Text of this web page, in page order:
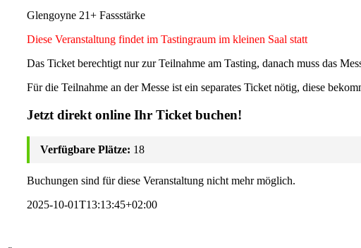
Glengoyne 21+ Fassstärke
Diese Veranstaltung findet im Tastingraum im kleinen Saal statt
Das Ticket berechtigt nur zur Teilnahme am Tasting, danach muss das
Für die Teilnahme an der Messe ist ein separates Ticket nötig, diese
Jetzt direkt online Ihr Ticket buchen!
Verfügbare Plätze: 18
Buchungen sind für diese Veranstaltung nicht mehr möglich.
2025-10-01T13:13:45+02:00